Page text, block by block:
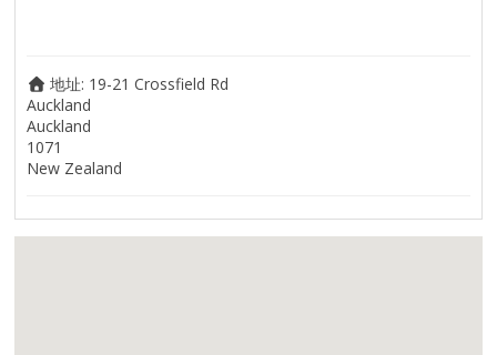
地址: 19-21 Crossfield Rd
Auckland
Auckland
1071
New Zealand